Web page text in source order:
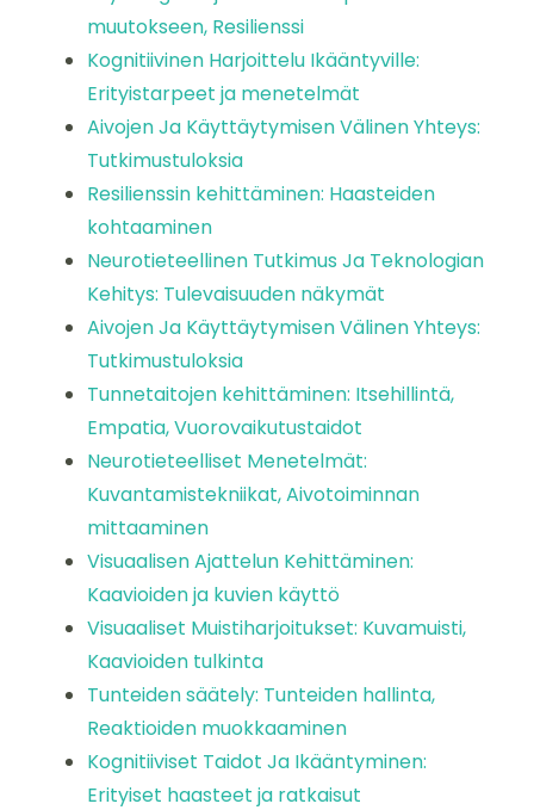
muutokseen, Resilienssi
Kognitiivinen Harjoittelu Ikääntyville:
Erityistarpeet ja menetelmät
Aivojen Ja Käyttäytymisen Välinen Yhteys:
Tutkimustuloksia
Resilienssin kehittäminen: Haasteiden
kohtaaminen
Neurotieteellinen Tutkimus Ja Teknologian
Kehitys: Tulevaisuuden näkymät
Aivojen Ja Käyttäytymisen Välinen Yhteys:
Tutkimustuloksia
Tunnetaitojen kehittäminen: Itsehillintä,
Empatia, Vuorovaikutustaidot
Neurotieteelliset Menetelmät:
Kuvantamistekniikat, Aivotoiminnan
mittaaminen
Visuaalisen Ajattelun Kehittäminen:
Kaavioiden ja kuvien käyttö
Visuaaliset Muistiharjoitukset: Kuvamuisti,
Kaavioiden tulkinta
Tunteiden säätely: Tunteiden hallinta,
Reaktioiden muokkaaminen
Kognitiiviset Taidot Ja Ikääntyminen:
Erityiset haasteet ja ratkaisut